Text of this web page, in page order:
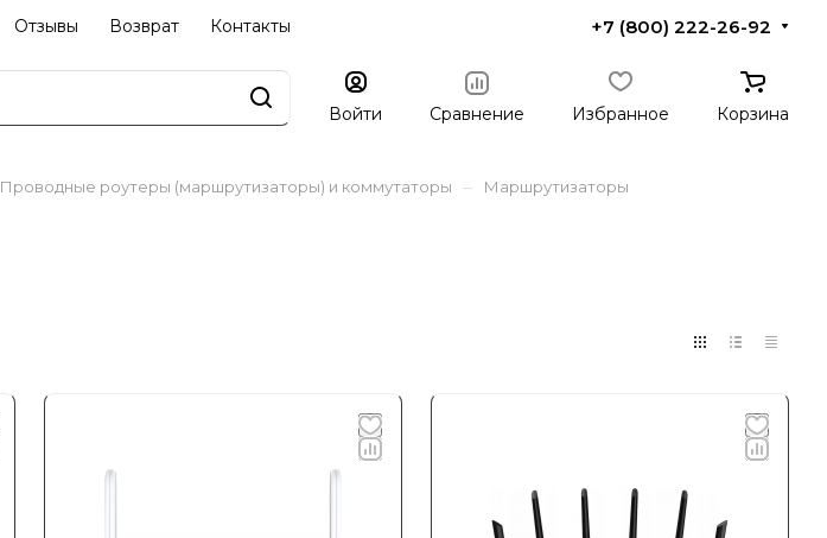
Отзывы Возврат Контакты +7 (800) 222-26-92
Войти Сравнение Избранное Корзина
Проводные роутеры (маршрутизаторы) и коммутаторы – Маршрутизаторы